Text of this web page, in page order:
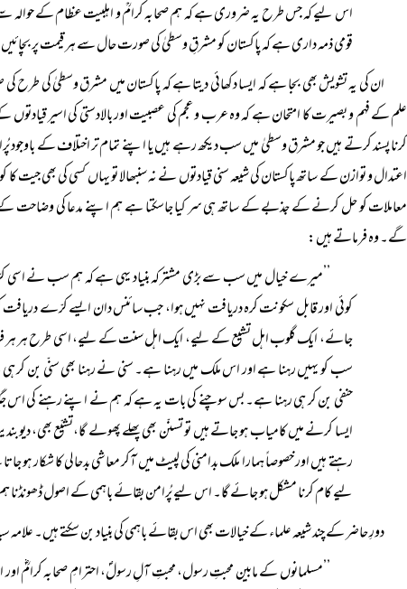
اس لیے کہ جس طرح یہ ضروری ہے کہ ہم صحابہ کرامؒ و اہلبیت عظام کے حوالہ سے
قومی ذمہ داری ہے کہ پاکستان کو مشرقِ وسطیٰ کی صورت حال سے ہر قیمت پر
ان کی یہ تشویش بھی بجا ہے کہ ایسا دکھائی دیتا ہے کہ پاکستان میں مشرق وسطیٰ کی
علم کے فہم و بصیرت کا امتحان ہے کہ وہ عرب و عجم کی عصبیت اور بالادستی کی اسیر قیادتوں
کرنا پسند کرتے ہیں جو مشرق وسطیٰ میں سب دیکھ رہے ہیں یا اپنے تمام تر اختلاف کے باوجود
اعتدال و توازن کے ساتھ پاکستان کی شیعہ سنی قیادتوں نے نہ سنبھالا تو یہاں کسی کی بھی جیت
معاملات کو حل کرنے کے جذبے کے ساتھ ہی سر کیا جاسکتا ہے ہم اپنے مدعا کی وضاحت کے
گے۔ وہ فرماتے ہیں:
’’میرے خیال میں سب سے بڑی مشترکہ بنیاد یہی ہے کہ ہم سب نے
کوئی اور قابل سکونت کرہ دریافت نہیں ہوا، جب سائنس دان ایسے کرّے
جائے، ایک گلوب اہل تشیع کے لیے، ایک اہل سنت کے لیے، اسی طرح ہر
سب کو یہیں رہنا ہے اور اس ملک میں رہنا ہے۔ سنی نے رہنا بھی سنّی بن
حنفی بن کر ہی رہنا ہے۔ بس سوچنے کی بات یہ ہے کہ ہم نے اپنے رہنے کی اس
ایسا کرنے میں کامیاب ہو جاتے ہیں تو تسنّن بھی پھلے پھولے گا،تشیّع بھی،
رہتے ہیں اور خصوصاً ہمارا ملک بدامنی کی لپیٹ میں آکر معاشی بدحالی کا شکار
لیے کام کرنا مشکل ہو جائے گا۔ اس لیے پُرامن بقائے باہمی کے اصول
دورِ حاضر کے چند شیعہ علماء کے خیالات بھی اس بقائے باہمی کی بنیاد بن سکتے ہیں۔ علامہ
’’مسلمانوں کے مابین محبتِ رسول، محبتِ آلِ رسولؐ، احترامِ صحابہ کرامؓ